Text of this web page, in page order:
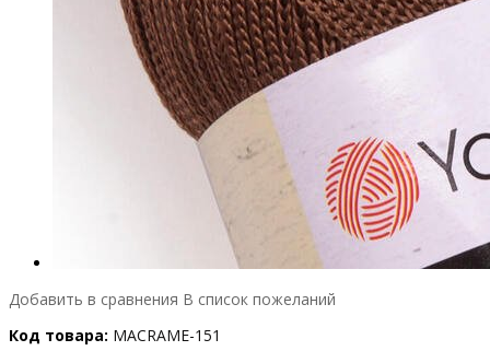
Добавить в сравнения В список пожеланий
Код товара: MACRAME-151